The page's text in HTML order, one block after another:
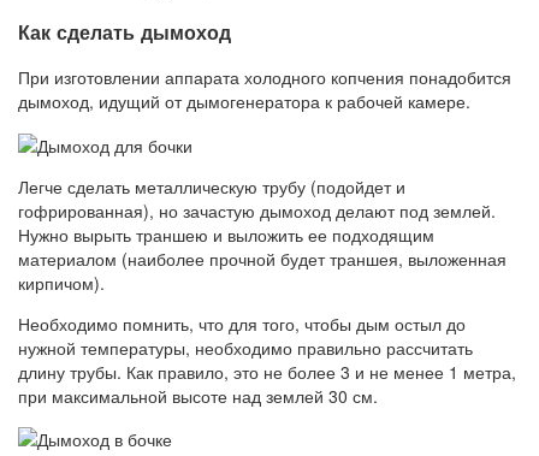
Как сделать дымоход
При изготовлении аппарата холодного копчения понадобится
дымоход, идущий от дымогенератора к рабочей камере.
Легче сделать металлическую трубу (подойдет и
гофрированная), но зачастую дымоход делают под землей.
Нужно вырыть траншею и выложить ее подходящим
материалом (наиболее прочной будет траншея, выложенная
кирпичом).
Необходимо помнить, что для того, чтобы дым остыл до
нужной температуры, необходимо правильно рассчитать
длину трубы. Как правило, это не более 3 и не менее 1 метра,
при максимальной высоте над землей 30 см.